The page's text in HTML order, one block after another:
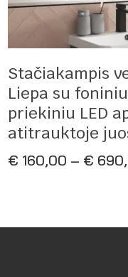
Stačiakampis
Liepa su
priekiniu LED
atitrauktoje
€ 160,00 – €